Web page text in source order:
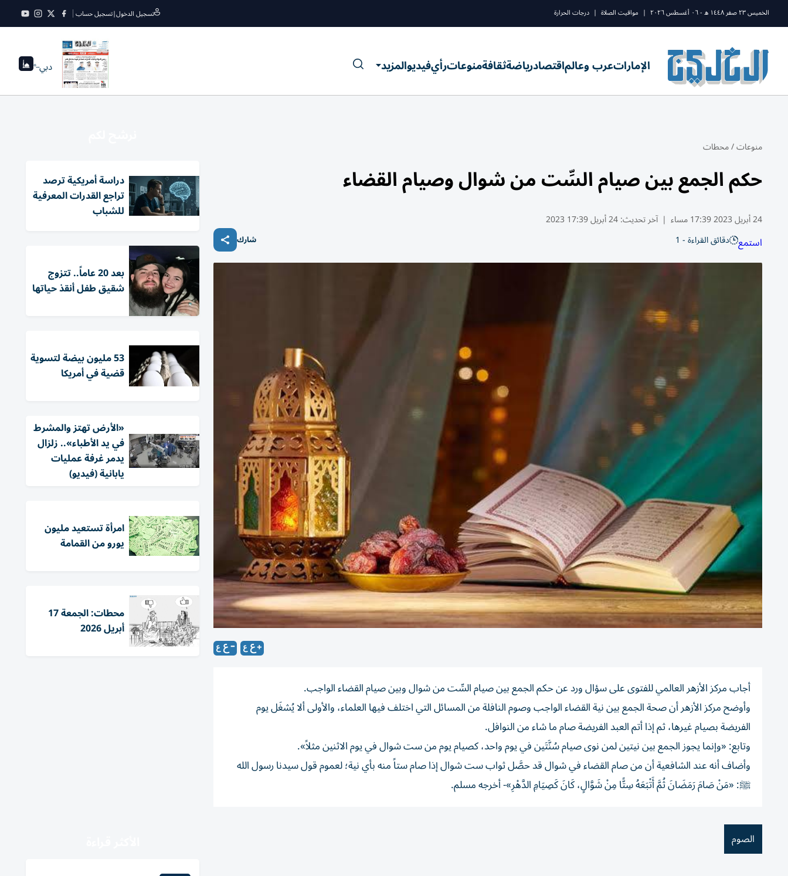
الخميس ٢٣ صفر ١٤٤٨ ه - ٠٦ أغسطس ٢٠٢٦ | مواقيت الصلاة | درجات الحرارة تسجيل الدخول|تسجيل حساب
الإماراتعرب وعالماقتصادرياضةثقافةمنوعاترأيفيديوالمزيد دبي--°
منوعات/محطات
حكم الجمع بين صيام السِّت من شوال وصيام القضاء
24 أبريل 2023 17:39 مساء | آخر تحديث:24 أبريل 17:39 2023
استمع دقائق القراءة - 1 شارك
أجاب مركز الأزهر العالمي للفتوى على سؤال ورد عن حكم الجمع بين صيام السِّت من شوال وبين صيام القضاء الواجب.
وأوضح مركز الأزهر أن صحة الجمع بين نية القضاء الواجب وصوم النافلة من المسائل التي اختلف فيها العلماء، والأولى ألا يُشغَل يوم
الفريضة بصيام غيرها، ثم إذا أتم العبد الفريضة صام ما شاء من النوافل.
وتابع: «وإنما يجوز الجمع بين نيتين لمن نوى صيام سُنَّتَين في يوم واحد، كصيام يوم من ست شوال في يوم الاثنين مثلاً».
وأضاف أنه عند الشافعية أن من صام القضاء في شوال قد حصَّل ثواب ست شوال إذا صام ستاً منه بأي نية؛ لعموم قول سيدنا رسول الله
ﷺ: «مَنْ صَامَ رَمَضَانَ ثُمَّ أَتْبَعَهُ سِتًّا مِنْ شَوَّالٍ، كَانَ كَصِيَامِ الدَّهْرِ»- أخرجه مسلم.
الصوم
دراسة أمريكية ترصد
تراجع القدرات المعرفية
للشباب
بعد 20 عاماً.. تتزوج
شقيق طفل أنقذ حياتها
53 مليون بيضة لتسوية
قضية في أمريكا
«الأرض تهتز والمشرط
في يد الأطباء».. زلزال
يدمر غرفة عمليات
يابانية (فيديو)
امرأة تستعيد مليون
يورو من القمامة
محطات: الجمعة 17
أبريل 2026